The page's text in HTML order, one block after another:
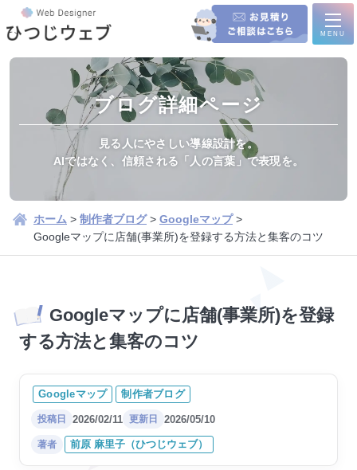
MENU
ホーム
サービス内容
新規制作/リニューアル
集客運用プラン
制作実績一覧
学会・シンポジウム企画運営
会社様の..
公式ホー..
サイトを..
琵琶湖イベントの公式ホーム
ページを..
ビス様の..
制作の流れ
ブログ
お知らせ/受付状況
ブログ詳細ページ
見る人にやさしい導線設計を。
AIではなく、信頼される「人の言葉」で表現を。
ホーム > 制作者ブログ> Googleマップ>
Googleマップに店舗(事業所)を登録する方法と集客のコツ
Googleマップに店舗(事業所)を登録
する方法と集客のコツ
Googleマップ 制作者ブログ
投稿日 2026/02/11 更新日 2026/05/10
著者 前原 麻里子（ひつじウェブ）